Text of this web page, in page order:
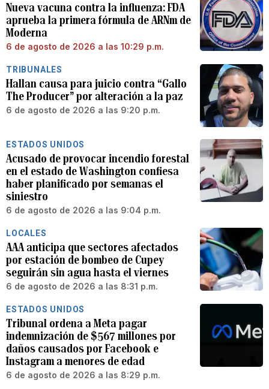
Nueva vacuna contra la influenza: FDA
aprueba la primera fórmula de ARNm de
Moderna
6 de agosto de 2026 a las 10:29 p.m.
TRIBUNALES
Hallan causa para juicio contra “Gallo
The Producer” por alteración a la paz
6 de agosto de 2026 a las 9:20 p.m.
ESTADOS UNIDOS
Acusado de provocar incendio forestal
en el estado de Washington confiesa
haber planificado por semanas el
siniestro
6 de agosto de 2026 a las 9:04 p.m.
LOCALES
AAA anticipa que sectores afectados
por estación de bombeo de Cupey
seguirán sin agua hasta el viernes
6 de agosto de 2026 a las 8:31 p.m.
ESTADOS UNIDOS
Tribunal ordena a Meta pagar
indemnización de $567 millones por
daños causados por Facebook e
Instagram a menores de edad
6 de agosto de 2026 a las 8:29 p.m.